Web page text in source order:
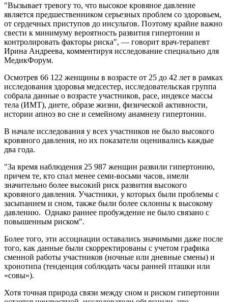
"Вызывает тревогу то, что высокое кровяное давление
является предшественником серьезных проблем со здоровьем,
от сердечных приступов до инсультов. Поэтому крайне важно
свести к минимуму вероятность развития гипертонии и
контролировать факторы риска", — говорит врач-терапевт
Ирина Андреева, комментируя исследование специально для
МедикФорум.
Осмотрев 66 122 женщины в возрасте от 25 до 42 лет в рамках
исследования здоровья медсестер, исследовательская группа
собрала данные о возрасте участников, расе, индексе массы
тела (ИМТ), диете, образе жизни, физической активности,
истории апноэ во сне и семейному анамнезу гипертонии.
В начале исследования у всех участников не было высокого
кровяного давления, но их показатели оценивались каждые
два года.
"За время наблюдения 25 987 женщин развили гипертонию,
причем те, кто спал менее семи-восьми часов, имели
значительно более высокий риск развития высокого
кровяного давления. Участники, у которых были проблемы с
засыпанием и сном, также были более склонны к высокому
давлению. Однако раннее пробуждение не было связано с
повышенным риском".
Более того, эти ассоциации оставались значимыми даже после
того, как данные были скорректированы с учетом графика
сменной работы участников (ночные или дневные смены) и
хронотипа (тенденция соблюдать часы ранней пташки или
«совы»).
Хотя точная природа связи между сном и риском гипертонии